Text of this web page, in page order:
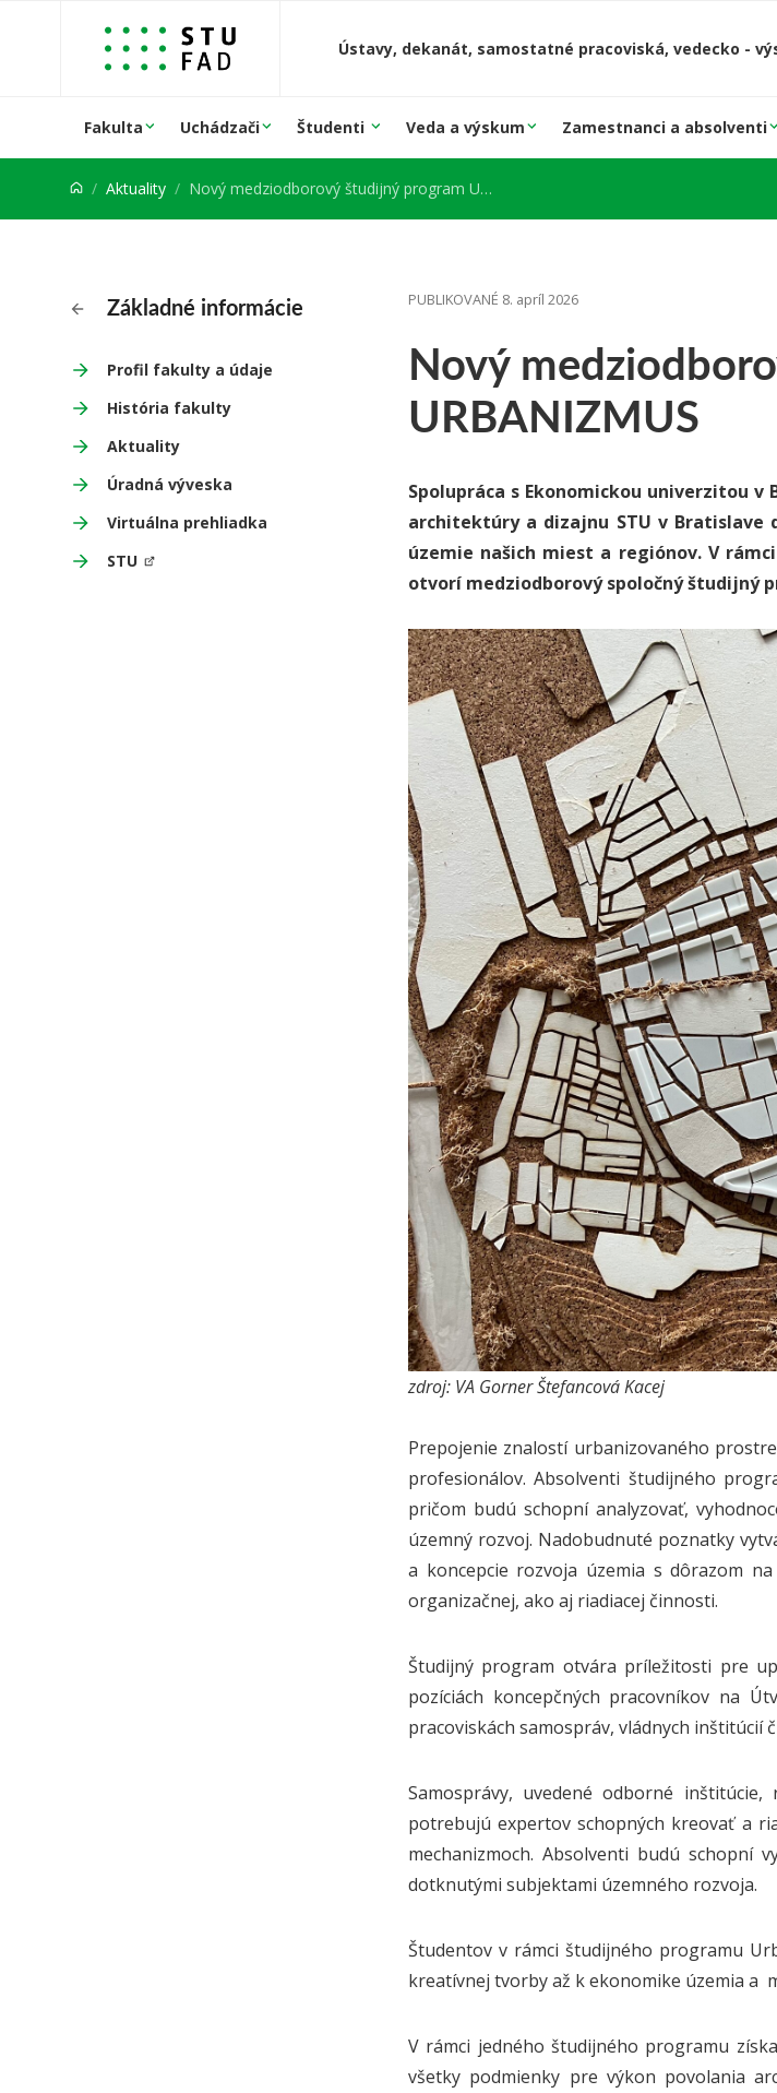
Prejsť na obsah
Ústavy, dekanát, samostatné pracoviská, vedecko -
Fakulta Uchádzači Študenti Veda a výskum Zamestnanci a absolventi
Aktuality Nový medziodborový študijný program URBANIZMUS
Základné informácie
Profil fakulty a údaje
História fakulty
Aktuality
Úradná výveska
Virtuálna prehliadka
STU
Nový
URBANIZMUS
PUBLIKOVANÉ 8. apríl 2026
Spolupráca s Ekonomickou univerzitou
architektúry a dizajnu STU v Bratislave
územie našich miest a regiónov. V
otvorí medziodborový spoločný študijný
zdroj: VA Gorner Štefancová Kacej
Prepojenie znalostí urbanizovaného
profesionálov. Absolventi študijného
pričom budú schopní analyzovať,
územný rozvoj. Nadobudnuté poznatky
a koncepcie rozvoja územia s dôrazom
organizačnej, ako aj riadiacej činnosti.
Študijný program otvára príležitosti pre
pozíciách koncepčných pracovníkov na
pracoviskách samospráv, vládnych inštitúcií
Samosprávy, uvedené odborné
potrebujú expertov schopných kreovať a
mechanizmoch. Absolventi budú
dotknutými subjektami územného rozvoja.
Študentov v rámci študijného programu
kreatívnej tvorby až k ekonomike územia a
V rámci jedného študijného programu
všetky podmienky pre výkon povolania